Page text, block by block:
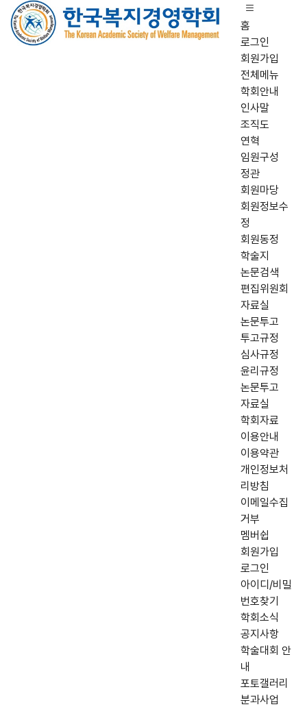
홈
로그인
회원가입
전체메뉴
학회안내
인사말
조직도
연혁
임원구성
정관
회원마당
회원정보수
정
회원동정
학술지
논문검색
편집위원회
자료실
논문투고
투고규정
심사규정
윤리규정
논문투고
자료실
학회자료
이용안내
이용약관
개인정보처
리방침
이메일수집
거부
멤버쉽
회원가입
로그인
아이디/비밀
번호찾기
학회소식
공지사항
학술대회 안
내
포토갤러리
분과사업